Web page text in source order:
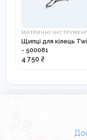
МАТРИЧНІ
Щипці для кілець
- 500081
4 750 ₴